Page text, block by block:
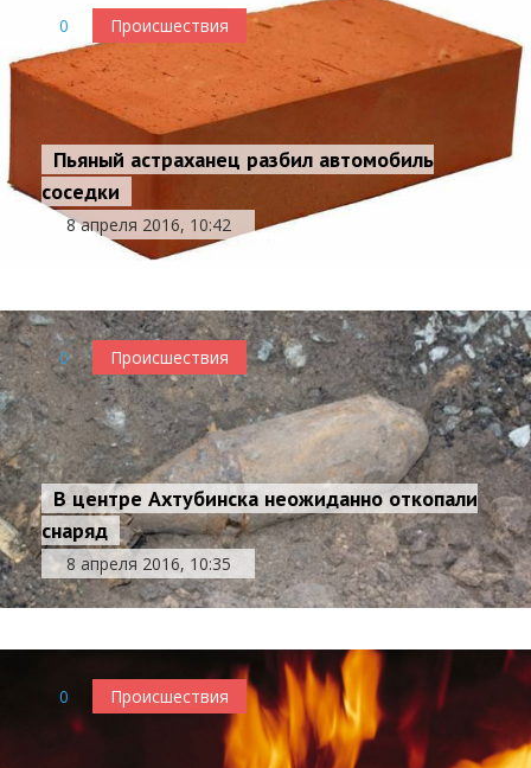
0 Происшествия
Пьяный астраханец разбил автомобиль
соседки
8 апреля 2016, 10:42
0 Происшествия
В центре Ахтубинска неожиданно откопали
снаряд
8 апреля 2016, 10:35
0 Происшествия